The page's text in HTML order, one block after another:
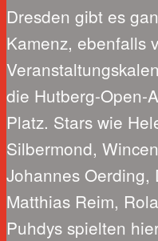
Dresden gibt es
Kamenz, ebenfalls
die Hutberg-Open-
Platz. Stars wie
Silbermond,
Johannes Oerding,
Matthias Reim,
Puhdys spielten